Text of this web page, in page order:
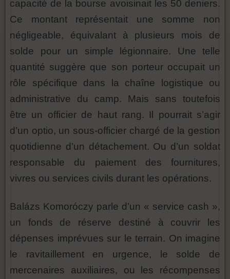
capacité de la bourse avoisinait les 50 deniers.
Ce montant représentait une somme non
négligeable, équivalant à plusieurs mois de
solde pour un simple légionnaire. Une telle
quantité suggère que son porteur occupait un
rôle spécifique dans la chaîne logistique ou
administrative du camp. Mais sans toutefois
être un officier de haut rang. Il pourrait s’agir
d’un optio, un sous-officier chargé de la gestion
quotidienne d’un détachement. Ou d’un soldat
responsable du paiement des fournitures,
vivres ou services civils durant les opérations.
Balázs Komoróczy parle d’un « service cash »,
un fonds de réserve destiné à couvrir les
dépenses imprévues sur le terrain. On imagine
le ravitaillement en urgence, le solde de
mercenaires auxiliaires, ou les récompenses